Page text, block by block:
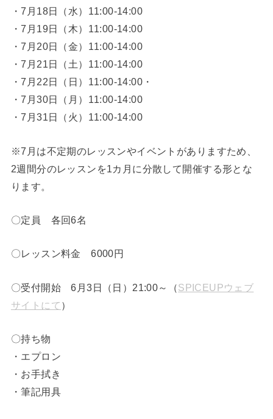
・7月18日（水）11:00-14:00
・7月19日（木）11:00-14:00
・7月20日（金）11:00-14:00
・7月21日（土）11:00-14:00
・7月22日（日）11:00-14:00・
・7月30日（月）11:00-14:00
・7月31日（火）11:00-14:00
※7月は不定期のレッスンやイベントがありますため、
2週間分のレッスンを1カ月に分散して開催する形とな
ります。
〇定員 各回6名
〇レッスン料金 6000円
〇受付開始 6月3日（日）21:00～（SPICEUPウェブ
サイトにて ）
〇持ち物
・エプロン
・お手拭き
・筆記用具